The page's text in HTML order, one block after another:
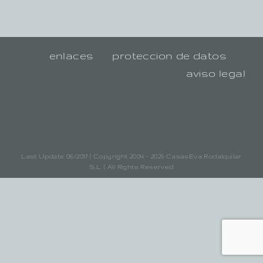
enlaces
proteccion de datos
aviso legal
Last Update 06/2017 | Copyright 2004 - 2025 CasasEva Rodalquilar
S.L. | All Rights Reserved